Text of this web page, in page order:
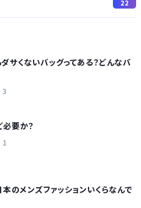
22
サくないバッグってある？どんなバ
3
必要か？
1
本のメンズファッションいくらなんで